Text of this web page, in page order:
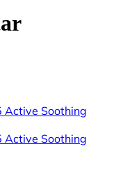
Active Soothing
Active Soothing